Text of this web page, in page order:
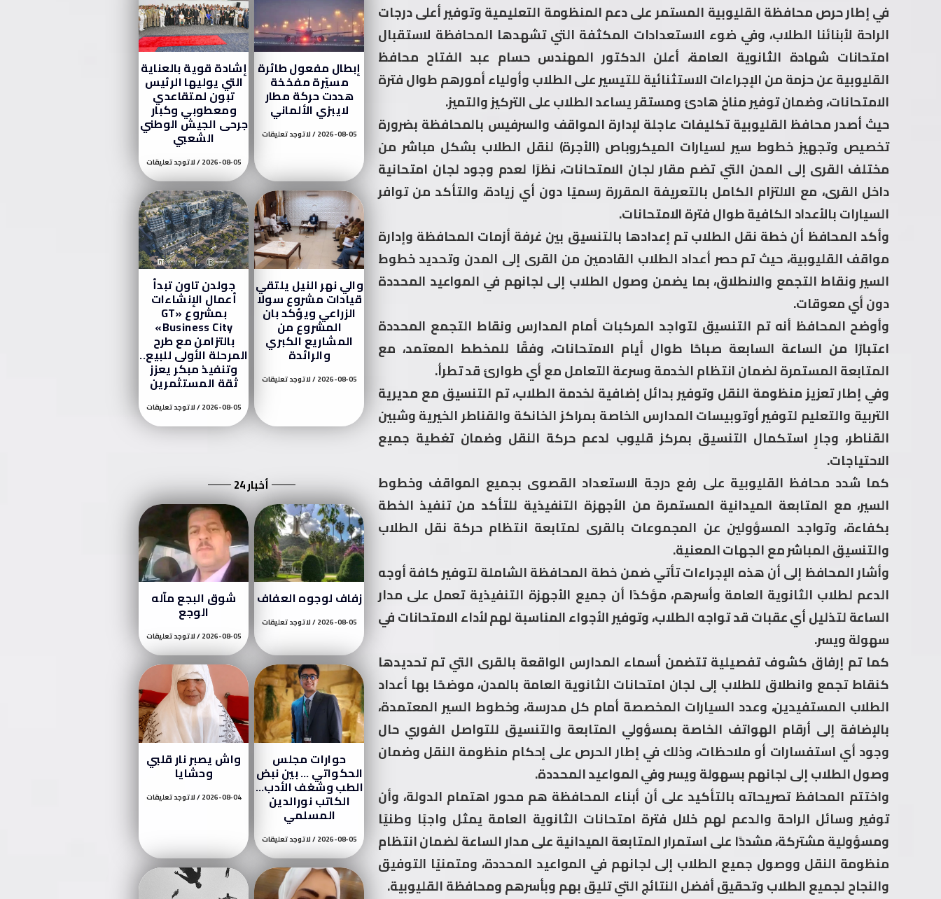
في إطار حرص محافظة القليوبية المستمر على دعم المنظومة التعليمية وتوفير أعلى درجات
الراحة لأبنائنا الطلاب، وفي ضوء الاستعدادات المكثفة التي تشهدها المحافظة لاستقبال
امتحانات شهادة الثانوية العامة، أعلن الدكتور المهندس حسام عبد الفتاح محافظ
القليوبية عن حزمة من الإجراءات الاستثنائية للتيسير على الطلاب وأولياء أمورهم طوال فترة
الامتحانات، وضمان توفير مناخ هادئ ومستقر يساعد الطلاب على التركيز والتميز.
حيث أصدر محافظ القليوبية تكليفات عاجلة لإدارة المواقف والسرفيس بالمحافظة بضرورة
تخصيص وتجهيز خطوط سير لسيارات الميكروباص (الأجرة) لنقل الطلاب بشكل مباشر من
مختلف القرى إلى المدن التي تضم مقار لجان الامتحانات، نظرًا لعدم وجود لجان امتحانية
داخل القرى، مع الالتزام الكامل بالتعريفة المقررة رسميًا دون أي زيادة، والتأكد من توافر
السيارات بالأعداد الكافية طوال فترة الامتحانات.
وأكد المحافظ أن خطة نقل الطلاب تم إعدادها بالتنسيق بين غرفة أزمات المحافظة وإدارة
مواقف القليوبية، حيث تم حصر أعداد الطلاب القادمين من القرى إلى المدن وتحديد خطوط
السير ونقاط التجمع والانطلاق، بما يضمن وصول الطلاب إلى لجانهم في المواعيد المحددة
دون أي معوقات.
وأوضح المحافظ أنه تم التنسيق لتواجد المركبات أمام المدارس ونقاط التجمع المحددة
اعتبارًا من الساعة السابعة صباحًا طوال أيام الامتحانات، وفقًا للمخطط المعتمد، مع
المتابعة المستمرة لضمان انتظام الخدمة وسرعة التعامل مع أي طوارئ قد تطرأ.
وفي إطار تعزيز منظومة النقل وتوفير بدائل إضافية لخدمة الطلاب، تم التنسيق مع مديرية
التربية والتعليم لتوفير أوتوبيسات المدارس الخاصة بمراكز الخانكة والقناطر الخيرية وشبين
القناطر، وجارٍ استكمال التنسيق بمركز قليوب لدعم حركة النقل وضمان تغطية جميع
الاحتياجات.
كما شدد محافظ القليوبية على رفع درجة الاستعداد القصوى بجميع المواقف وخطوط
السير، مع المتابعة الميدانية المستمرة من الأجهزة التنفيذية للتأكد من تنفيذ الخطة
بكفاءة، وتواجد المسؤولين عن المجموعات بالقرى لمتابعة انتظام حركة نقل الطلاب
والتنسيق المباشر مع الجهات المعنية.
وأشار المحافظ إلى أن هذه الإجراءات تأتي ضمن خطة المحافظة الشاملة لتوفير كافة أوجه
الدعم لطلاب الثانوية العامة وأسرهم، مؤكدًا أن جميع الأجهزة التنفيذية تعمل على مدار
الساعة لتذليل أي عقبات قد تواجه الطلاب، وتوفير الأجواء المناسبة لهم لأداء الامتحانات في
سهولة ويسر.
كما تم إرفاق كشوف تفصيلية تتضمن أسماء المدارس الواقعة بالقرى التي تم تحديدها
كنقاط تجمع وانطلاق للطلاب إلى لجان امتحانات الثانوية العامة بالمدن، موضحًا بها أعداد
الطلاب المستفيدين، وعدد السيارات المخصصة أمام كل مدرسة، وخطوط السير المعتمدة،
بالإضافة إلى أرقام الهواتف الخاصة بمسؤولي المتابعة والتنسيق للتواصل الفوري حال
وجود أي استفسارات أو ملاحظات، وذلك في إطار الحرص على إحكام منظومة النقل وضمان
وصول الطلاب إلى لجانهم بسهولة ويسر وفي المواعيد المحددة.
واختتم المحافظ تصريحاته بالتأكيد على أن أبناء المحافظة هم محور اهتمام الدولة، وأن
توفير وسائل الراحة والدعم لهم خلال فترة امتحانات الثانوية العامة يمثل واجبًا وطنيًا
ومسؤولية مشتركة، مشددًا على استمرار المتابعة الميدانية على مدار الساعة لضمان انتظام
منظومة النقل ووصول جميع الطلاب إلى لجانهم في المواعيد المحددة، ومتمنيًا التوفيق
والنجاح لجميع الطلاب وتحقيق أفضل النتائج التي تليق بهم وبأسرهم ومحافظة القليوبية.
إبطال مفعول طائرة
مسيّرة مفخخة
هددت حركة مطار
لايبزي الألماني
2026-08-05 لا توجد تعليقات
إشادة قوية بالعناية
التي يوليها الرئيس
تبون لمتقاعدي
ومعطوبي وكبار
جرحى الجيش الوطني
الشعبي
2026-08-05 لا توجد تعليقات
والي نهر النيل يلتقي
قيادات مشروع سولا
الزراعي ويؤكد بان
المشروع من
المشاريع الكبري
والرائدة
2026-08-05 لا توجد تعليقات
جولدن تاون تبدأ
أعمال الإنشاءات
بمشروع «GT
Business City»
بالتزامن مع طرح
المرحلة الأولى للبيع..
وتنفيذ مبكر يعزز
ثقة المستثمرين
2026-08-05 لا توجد تعليقات
أخبار 24
زفاف لوجوه العفاف
2026-08-05 لا توجد تعليقات
شوق البجع مآله
الوجع
2026-08-05 لا توجد تعليقات
حوارات مجلس
الحكواتي … بين نبض
الطب وشغف الأدب…
الكاتب نورالدين
المسلمي
2026-08-05 لا توجد تعليقات
واش يصبر نار قلبي
وحشايا
2026-08-04 لا توجد تعليقات